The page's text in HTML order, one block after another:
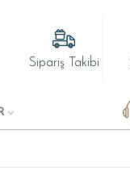
Sipariş Takibi